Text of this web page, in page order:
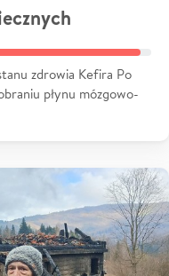
zdrowia Kefira Po
płynu mózgowo-